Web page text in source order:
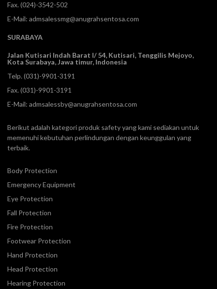
Fax. (024)-3542-502
E-Mail: admsalessmg@anugrahsentosa.com
SURABAYA
Jalan Kutisari Indah Barat I/ 54, Kutisari, Tenggilis Mejoyo,
Kota Surabaya, Jawa timur, Indonesia
Telp. (031)-9901-3191
Fax. (031)-9901-3191
E-Mail: admsalessby@anugrahsentosa.com
Berikut adalah kategori produk safety yang kami sediakan untuk
memenuhi kebutuhan perlindungan dengan keunggulan yang
terbaik.
Body Protection
Emergency Equipment
Eye Protection
Fall Protection
Fire Protection
Footwear Protection
Hand Protection
Head Protection
Hearing Protection